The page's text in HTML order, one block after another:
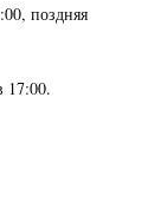
поздняя
17:00.